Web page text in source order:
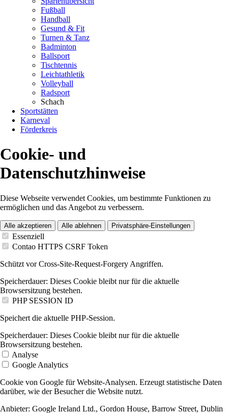
Fußball
Handball
Gesund & Fit
Turnen & Tanz
Badminton
Ballsport
Tischtennis
Leichtathletik
Volleyball
Radsport
Schach
Sportstätten
Karneval
Förderkreis
Cookie- und
Datenschutzhinweise
Diese Webseite verwendet Cookies, um bestimmte Funktionen zu
ermöglichen und das Angebot zu verbessern.
Alle akzeptieren Alle ablehnen Privatsphäre-Einstellungen
Essenziell
Contao HTTPS CSRF Token
Schützt vor Cross-Site-Request-Forgery Angriffen.
Speicherdauer: Dieses Cookie bleibt nur für die aktuelle
Browsersitzung bestehen.
PHP SESSION ID
Speichert die aktuelle PHP-Session.
Speicherdauer: Dieses Cookie bleibt nur für die aktuelle
Browsersitzung bestehen.
Analyse
Google Analytics
Cookie von Google für Website-Analysen. Erzeugt statistische Daten
darüber, wie der Besucher die Website nutzt.
Anbieter: Google Ireland Ltd., Gordon House, Barrow Street, Dublin